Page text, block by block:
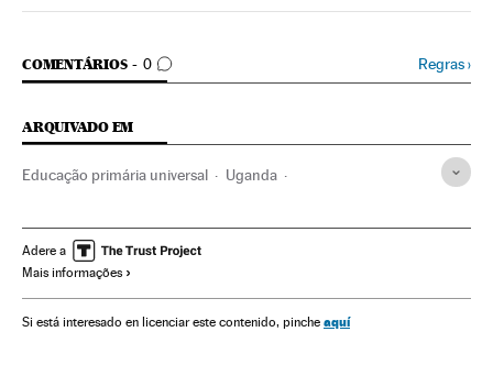
COMENTÁRIOS 0
COMENTÁRIOS Regras›
ARQUIVADO EM
Educação primária universal Uganda
Qualidade ensino África subsaariana
Sistema educativo
Adere a
Mais informações
Si está interesado en licenciar este contenido, pinche aquí